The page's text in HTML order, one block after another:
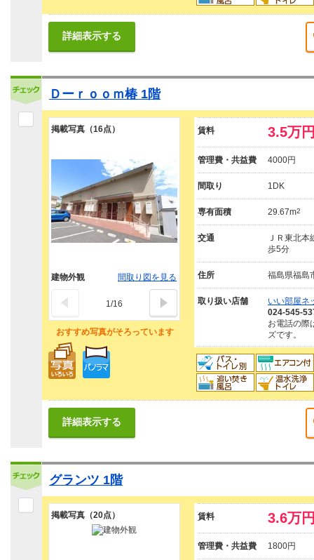
詳細表示する
Ｄーｒｏｏｍ椿 1階
掲載写真（16点）
おすすめ写真がそろっています
建物外観 間取り図を見る
1/16
賃料 3.5万
管理費・共益費 4000円
間取り 1DK
専有面積 29.67m2
交通
ＪＲ東北
歩5分
住所 福島県福島
取り扱い店舗
いい部屋ネ
024-545-
お電話の際
ズです。
詳細表示する
グランツ 1階
掲載写真（20点） 賃料 3.6万
管理費・共益費 1800円